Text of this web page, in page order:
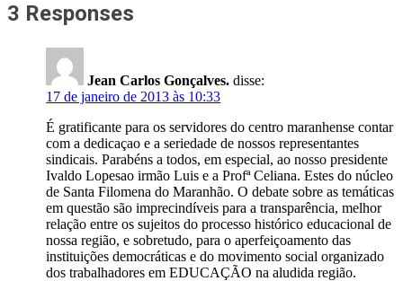
3 Responses
Jean Carlos Gonçalves. disse:
17 de janeiro de 2013 às 10:33
É gratificante para os servidores do centro maranhense contar
com a dedicaçao e a seriedade de nossos representantes
sindicais. Parabéns a todos, em especial, ao nosso presidente
Ivaldo Lopesao irmão Luis e a Profª Celiana. Estes do núcleo
de Santa Filomena do Maranhão. O debate sobre as temáticas
em questão são imprecindíveis para a transparência, melhor
relação entre os sujeitos do processo histórico educacional de
nossa região, e sobretudo, para o aperfeiçoamento das
instituições democráticas e do movimento social organizado
dos trabalhadores em EDUCAÇÃO na aludida região.